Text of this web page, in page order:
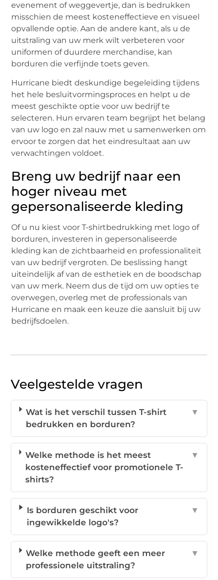
evenement of weggevertje, dan is bedrukken
misschien de meest kosteneffectieve en visueel
opvallende optie. Aan de andere kant, als u de
uitstraling van uw merk wilt verbeteren voor
uniformen of duurdere merchandise, kan
borduren die verfijnde toets geven.
Hurricane biedt deskundige begeleiding tijdens
het hele besluitvormingsproces en helpt u de
meest geschikte optie voor uw bedrijf te
selecteren. Hun ervaren team begrijpt het belang
van uw logo en zal nauw met u samenwerken om
ervoor te zorgen dat het eindresultaat aan uw
verwachtingen voldoet.
Breng uw bedrijf naar een
hoger niveau met
gepersonaliseerde kleding
Of u nu kiest voor T-shirtbedrukking met logo of
borduren, investeren in gepersonaliseerde
kleding kan de zichtbaarheid en professionaliteit
van uw bedrijf vergroten. De beslissing hangt
uiteindelijk af van de esthetiek en de boodschap
van uw merk. Neem dus de tijd om uw opties te
overwegen, overleg met de professionals van
Hurricane en maak een keuze die aansluit bij uw
bedrijfsdoelen.
Veelgestelde vragen
Wat is het verschil tussen T-shirt
bedrukken en borduren?
▼
Welke methode is het meest
kosteneffectief voor promotionele T-
shirts?
▼
Is borduren geschikt voor
ingewikkelde logo's?
▼
Welke methode geeft een meer
professionele uitstraling?
▼